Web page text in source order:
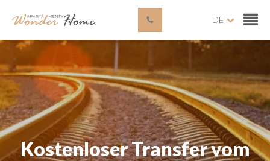
DE
Kostenloser Transfer vom